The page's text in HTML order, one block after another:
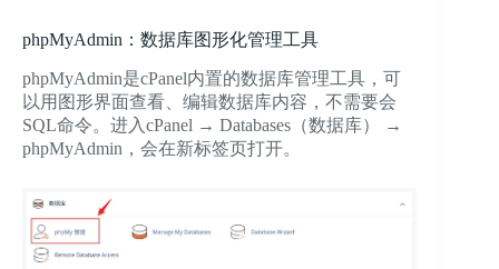
phpMyAdmin：数据库图形化管理工具
phpMyAdmin是cPanel内置的数据库管理工具，可
以用图形界面查看、编辑数据库内容，不需要会
SQL命令。进入cPanel → Databases（数据库） →
phpMyAdmin，会在新标签页打开。